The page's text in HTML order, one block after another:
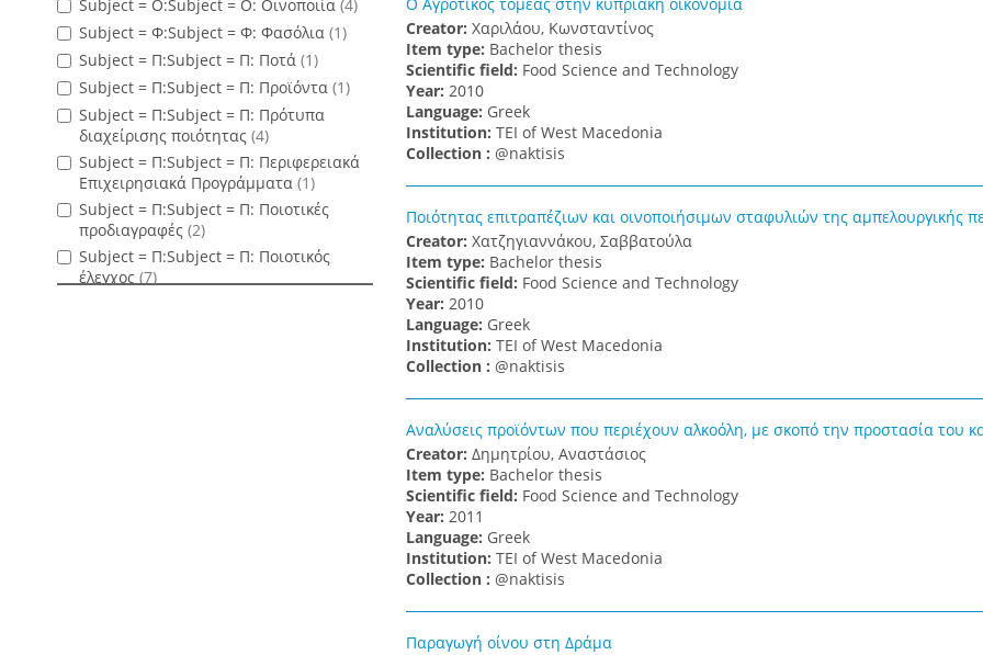
Subject = Ο:Subject = Ο: Οινοποιία (4)
Subject = Φ:Subject = Φ: Φασόλια (1)
Subject = Π:Subject = Π: Ποτά (1)
Subject = Π:Subject = Π: Προϊόντα (1)
Subject = Π:Subject = Π: Πρότυπα
διαχείρισης ποιότητας (4)
Subject = Π:Subject = Π: Περιφερειακά
Επιχειρησιακά Προγράμματα (1)
Subject = Π:Subject = Π: Ποιοτικές
προδιαγραφές (2)
Subject = Π:Subject = Π: Ποιοτικός
έλεγχος (7)
Creator: Χαριλάου, Κωνσταντίνος
Item type: Bachelor thesis
Scientific field: Food Science and Technology
Υear: 2010
Language: Greek
Institution: TEI of West Macedonia
Collection : @naktisis
Ποιότητας επιτραπέζιων και οινοποιήσιμων σταφυλιών της αμπελουργικής
Creator: Χατζηγιαννάκου, Σαββατούλα
Item type: Bachelor thesis
Scientific field: Food Science and Technology
Υear: 2010
Language: Greek
Institution: TEI of West Macedonia
Collection : @naktisis
Αναλύσεις προϊόντων που περιέχουν αλκοόλη, με σκοπό την προστασία του
Creator: Δημητρίου, Αναστάσιος
Item type: Bachelor thesis
Scientific field: Food Science and Technology
Υear: 2011
Language: Greek
Institution: TEI of West Macedonia
Collection : @naktisis
Παραγωγή οίνου στη Δράμα